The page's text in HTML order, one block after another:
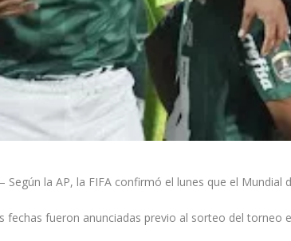
Según la AP, la FIFA confirmó el lunes que el Mundial
fechas fueron anunciadas previo al sorteo del torneo